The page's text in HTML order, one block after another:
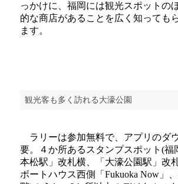
っかけに、福岡には観光スポットの
的な商店があることを広く知っても
ます。
観光客も多く訪れる大濠公園
ラリーは参加無料で、アプリのダ
要。４か所あるスタンプスポット(福
本松駅」改札横、「大濠公園駅」改
ボートハウス西側「Fukuoka Now」